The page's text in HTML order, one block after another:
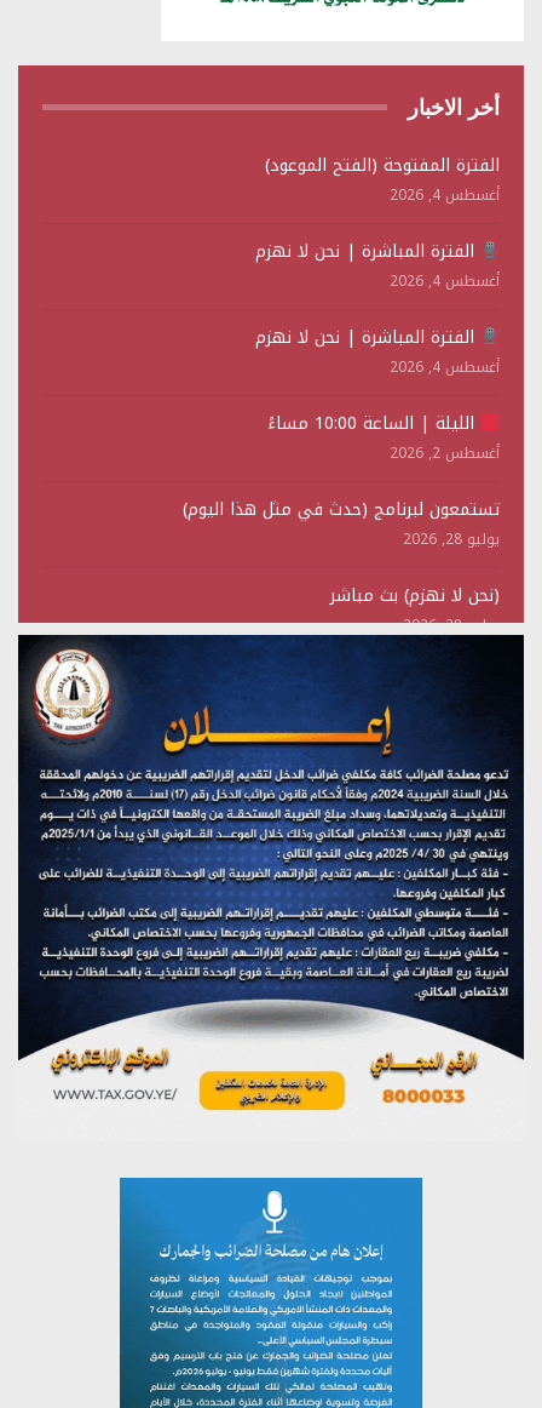
أخر الاخبار
الفترة المفتوحة (الفتح الموعود)
أغسطس 4, 2026
الفترة المباشرة | نحن لا نهزم
أغسطس 4, 2026
الفترة المباشرة | نحن لا نهزم
أغسطس 4, 2026
الليلة | الساعة 10:00 مساءً
أغسطس 2, 2026
تستمعون لبرنامج (حدث في مثل هذا اليوم)
يوليو 28, 2026
(نحن لا نهزم) بث مباشر
يوليو 28, 2026
تستمعون لبرنامج (هندسة الوهم)
مؤتمر صحفي لمركز عين الإنسانية حول جرائم تحالف العدوان
على اليمن
يوليو 27, 2026
تستمعون لبرنامج (مع السيد القائد)
يوليو 26, 2026
تستمعون لبرنامج (خبر وعلم)
يوليو 26, 2026